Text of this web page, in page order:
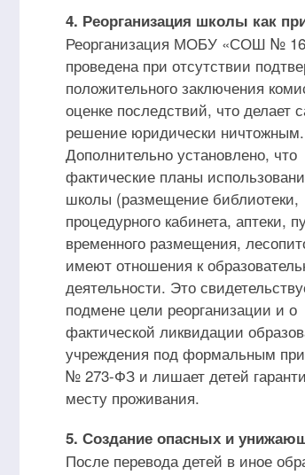
4. Реорганизация школы как
Реорганизация МОБУ «СОШ №
проведена при отсутствии
положительного заключения
оценке последствий, что делает
решение юридически ничтожным.
Дополнительно установлено, что
фактические планы
школы (размещение библиотеки,
процедурного кабинета, аптеки,
временного размещения,
имеют отношения к
деятельности. Это
подмене цели реорганизации и о
фактической ликвидации
учреждения под формальным
№ 273-ФЗ и лишает детей
месту проживания.
5. Создание опасных и
После перевода детей в иное